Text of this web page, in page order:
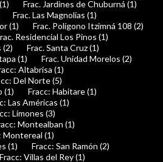
Frac. Jardines de Chuburná (1)
Frac. Las Magnolias (1)
(1)
Frac. Polígono Itzimná 108 (2)
Residencial Los Pinos (1)
(2)
Frac. Santa Cruz (1)
(1)
Frac. Unidad Morelos (2)
Altabrisa (1)
Del Norte (5)
(1)
Fracc: Habitare (1)
Las Américas (1)
Limones (3)
Montealban (1)
Montereal (1)
(1)
Fracc: San Ramón (2)
Fracc: Villas del Rey (1)